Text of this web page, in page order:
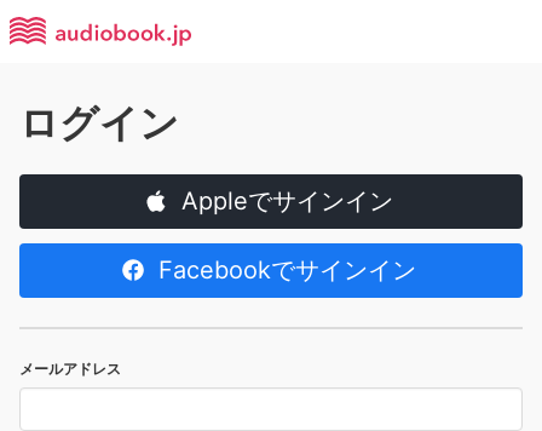
ログイン
Appleでサインイン
Facebookでサインイン
メールアドレス